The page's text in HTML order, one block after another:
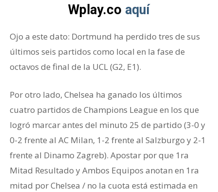
Wplay.co aquí
Ojo a este dato: Dortmund ha perdido tres de sus
últimos seis partidos como local en la fase de
octavos de final de la UCL (G2, E1).
Por otro lado, Chelsea ha ganado los últimos
cuatro partidos de Champions League en los que
logró marcar antes del minuto 25 de partido (3-0 y
0-2 frente al AC Milan, 1-2 frente al Salzburgo y 2-1
frente al Dinamo Zagreb). Apostar por que 1ra
Mitad Resultado y Ambos Equipos anotan en 1ra
mitad por Chelsea / no la cuota está estimada en